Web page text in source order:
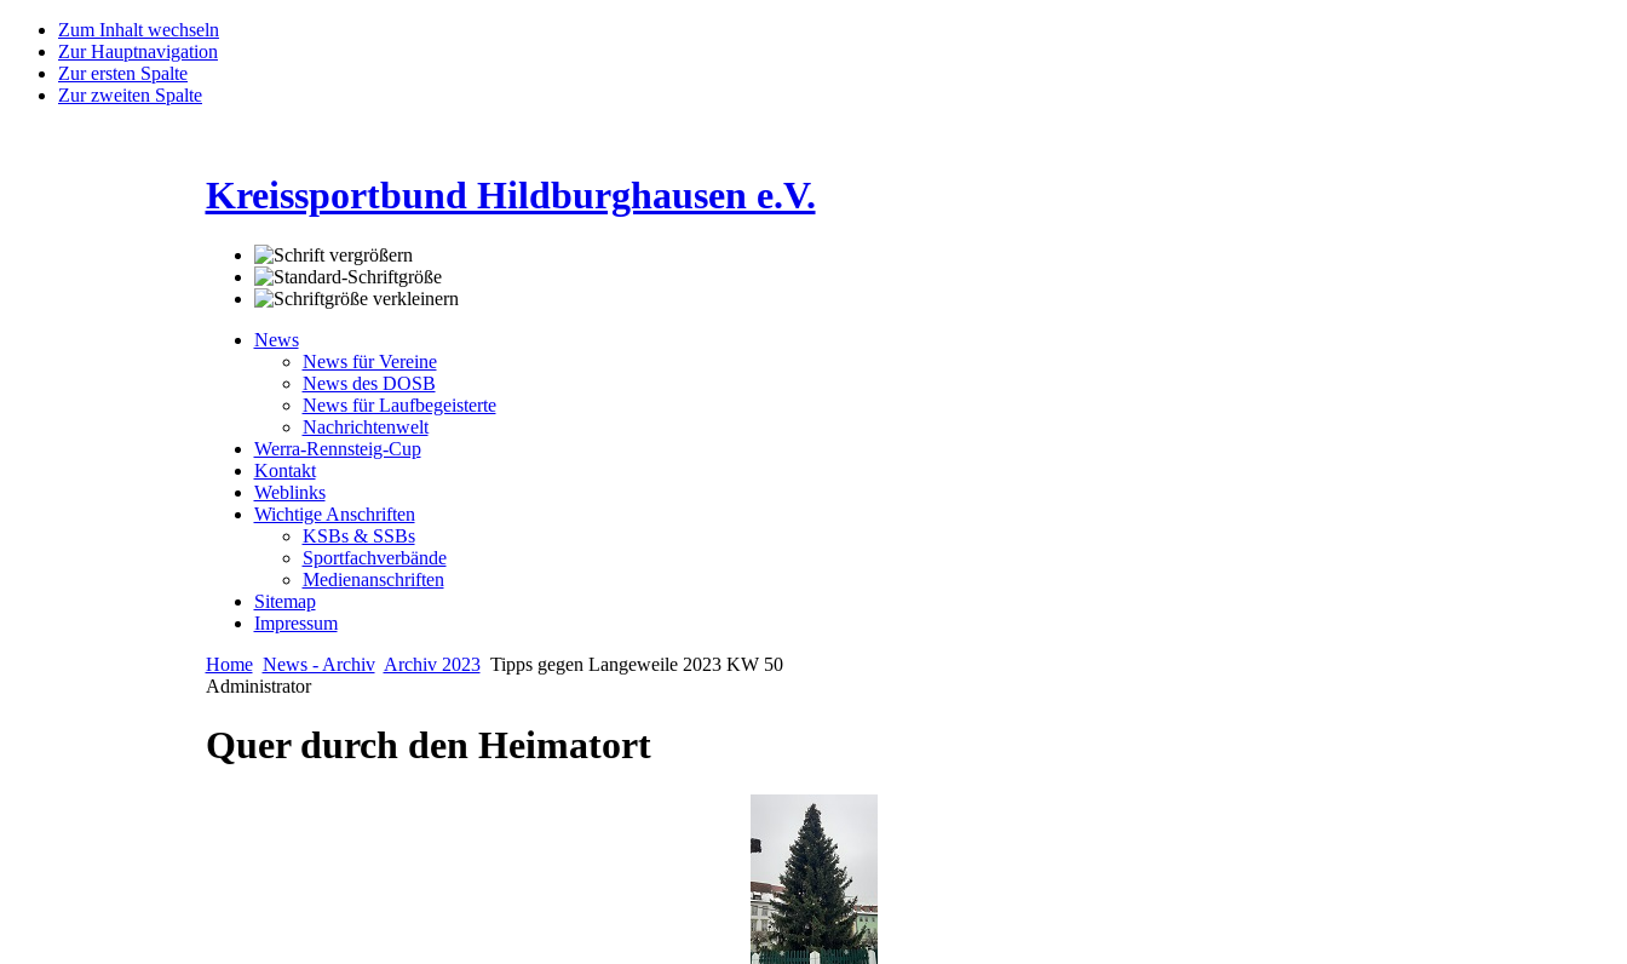
Zum Inhalt wechseln
Zur Hauptnavigation
Zur ersten Spalte
Zur zweiten Spalte
Kreissportbund Hildburghausen e.V.
News
News für Vereine
News des DOSB
News für Laufbegeisterte
Nachrichtenwelt
Werra-Rennsteig-Cup
Kontakt
Weblinks
Wichtige Anschriften
KSBs & SSBs
Sportfachverbände
Medienanschriften
Sitemap
Impressum
Home News - Archiv Archiv 2023 Tipps gegen Langeweile 2023 KW 50
Administrator
Quer durch den Heimatort